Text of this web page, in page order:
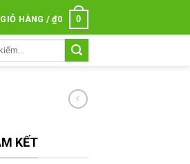
GIỎ HÀNG /₫0 0
KẾT